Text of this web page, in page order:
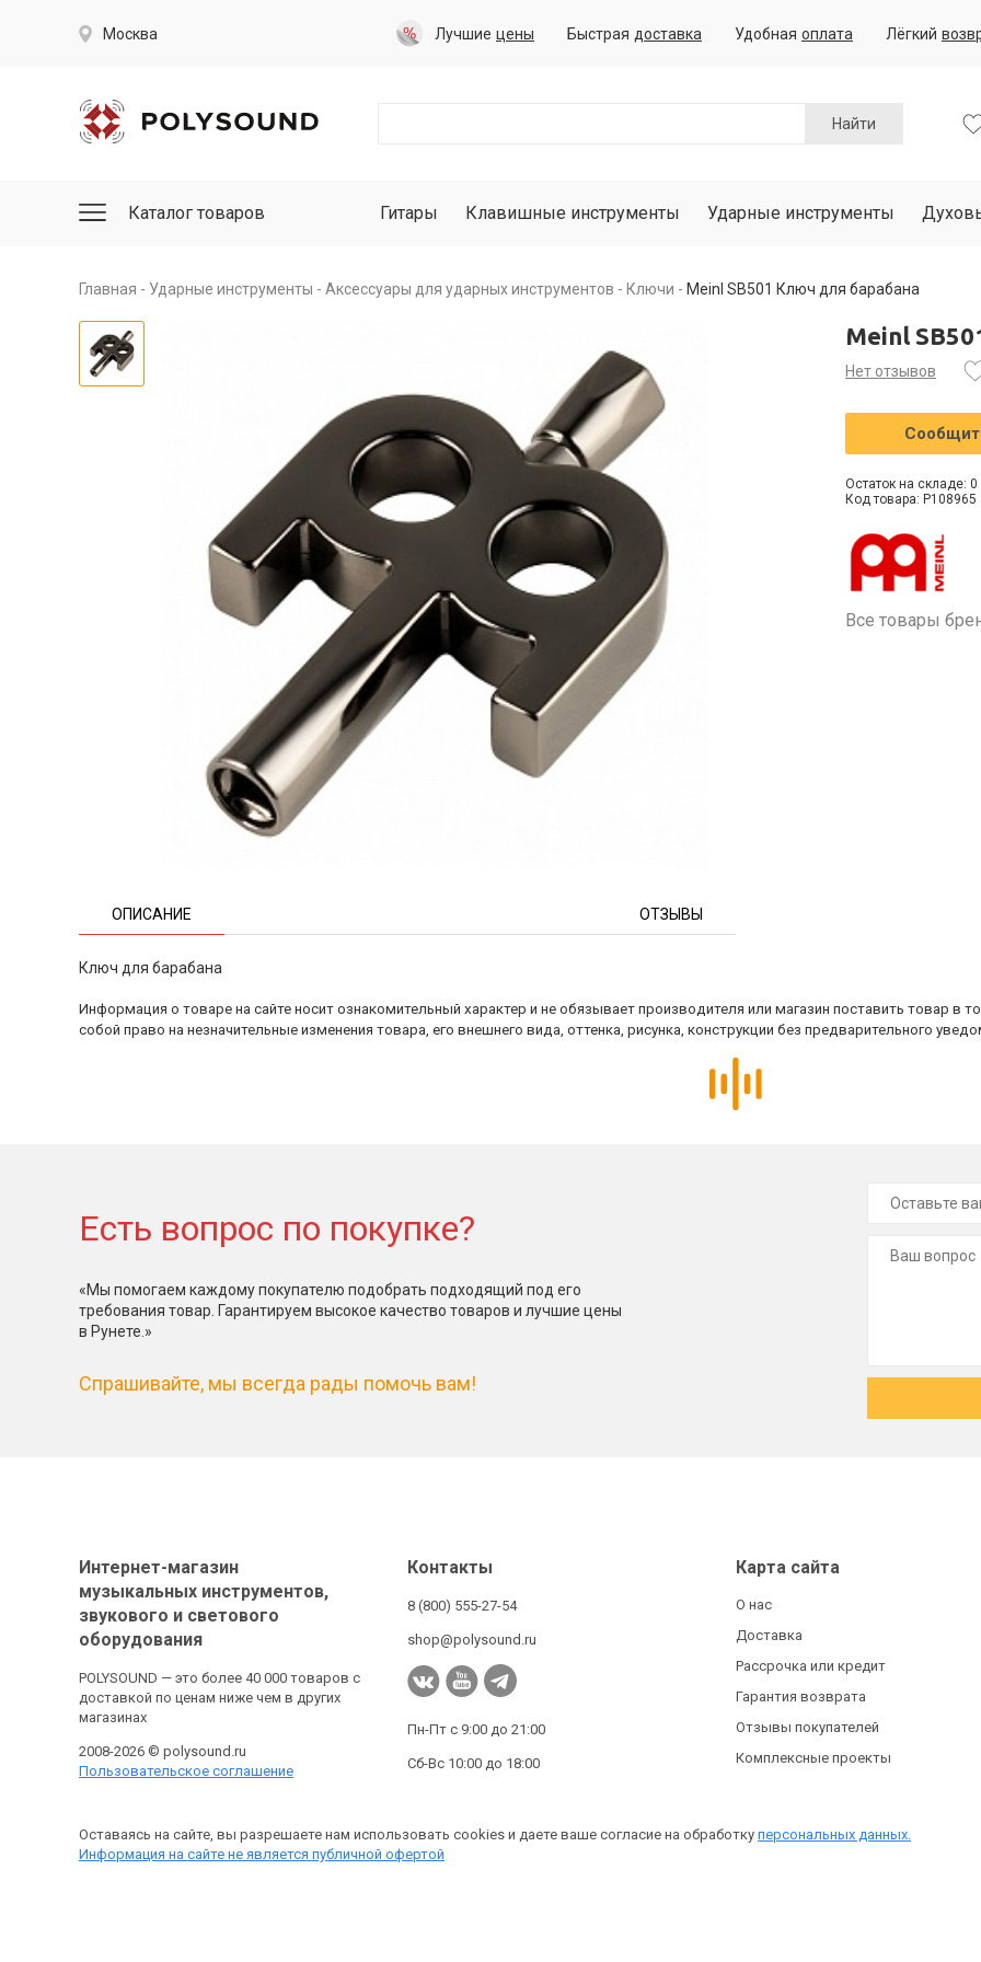
Москва Лучшие цены Быстрая доставка Удобная оплата Лёгкий
Найти
Каталог товаров Гитары Клавишные инструменты Ударные инструменты
Главная Ударные инструменты Аксессуары для ударных инструментов Ключи Meinl SB501 Ключ для барабана
ОПИСАНИЕ ОТЗЫВЫ
Ключ для барабана
Meinl
Нет отзывов
Остаток на складе: 0
Код товара: P108965
Все товары
Информация о товаре на сайте носит ознакомительный характер и не обязывает производителя или магазин поставить товар в
собой право на незначительные изменения товара, его внешнего вида, оттенка, рисунка, конструкции без предварительного
Есть вопрос по покупке?
«Мы помогаем каждому покупателю подобрать подходящий под его
требования товар. Гарантируем высокое качество товаров и лучшие цены
в Рунете.»
Спрашивайте, мы всегда рады помочь вам!
Интернет-магазин
музыкальных инструментов,
звукового и светового
оборудования
POLYSOUND — это более 40 000 товаров с
доставкой по ценам ниже чем в других
магазинах
2008-2026 © polysound.ru
Пользовательское соглашение
Контакты
8 (800) 555-27-54
shop@polysound.ru
Пн-Пт с 9:00 до 21:00
Сб-Вс 10:00 до 18:00
Карта сайта
О нас
Доставка
Рассрочка или кредит
Гарантия возврата
Отзывы покупателей
Комплексные проекты
Оставаясь на сайте, вы разрешаете нам использовать cookies и даете ваше согласие на обработку персональных данных.
Информация на сайте не является публичной офертой